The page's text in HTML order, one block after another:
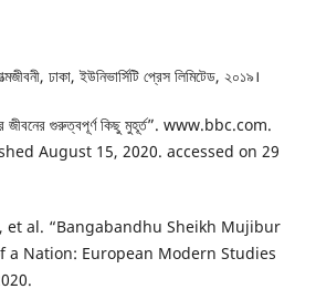
ঢাকা, ইউনিভার্সিটি প্রেস লিমিটেড, ২০১৯।
জীবনের গুরুত্বপূর্ণ কিছু মুহূর্ত”. www.bbc.com.
August 15, 2020. accessed on 29
et al. “Bangabandhu Sheikh Mujibur
a Nation: European Modern Studies